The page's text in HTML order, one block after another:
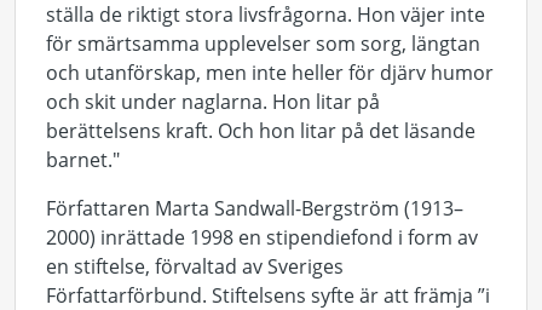
ställa de riktigt stora livsfrågorna. Hon väjer inte
för smärtsamma upplevelser som sorg, längtan
och utanförskap, men inte heller för djärv humor
och skit under naglarna. Hon litar på
berättelsens kraft. Och hon litar på det läsande
barnet."
Författaren Marta Sandwall-Bergström (1913–
2000) inrättade 1998 en stipendiefond i form av
en stiftelse, förvaltad av Sveriges
Författarförbund. Stiftelsens syfte är att främja ”i